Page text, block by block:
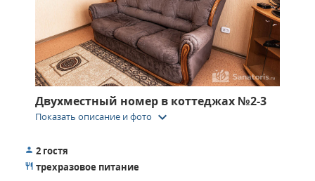
Двухместный номер в коттеджах №2-3
Показать описание и фото keyboard_arrow_down
2 гостя
трехразовое питание